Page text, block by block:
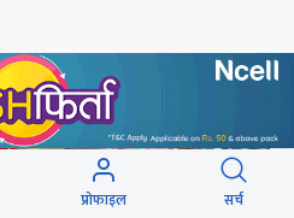
प्रोफाइल सर्च